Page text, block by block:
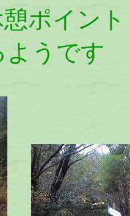
トもあ
ようです